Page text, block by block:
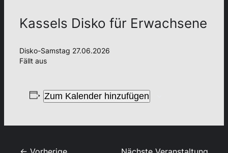
Kassels Disko für Erwachsene
Disko-Samstag 27.06.2026
Fällt aus
Zum Kalender hinzufügen